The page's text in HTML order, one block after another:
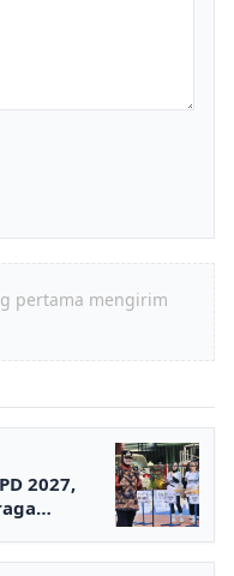
pertama mengirim
2027,